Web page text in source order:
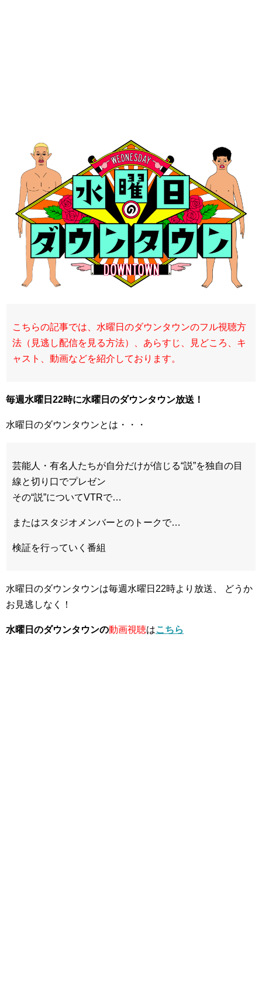
こちらの記事では、水曜日のダウンタウンのフル視聴方
法（見逃し配信を見る方法）、あらすじ、見どころ、キ
ャスト、動画などを紹介しております。
毎週水曜日22時に水曜日のダウンタウン放送！
水曜日のダウンタウンとは・・・
芸能人・有名人たちが自分だけが信じる“説”を独自の目
線と切り口でプレゼン
その“説”についてVTRで…
またはスタジオメンバーとのトークで…
検証を行っていく番組
水曜日のダウンタウンは毎週水曜日22時より放送、 どうか
お見逃しなく！
水曜日のダウンタウンの動画視聴はこちら